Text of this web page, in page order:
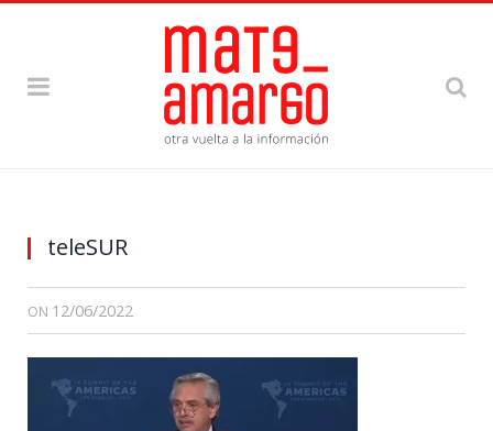
teleSUR
ON 12/06/2022